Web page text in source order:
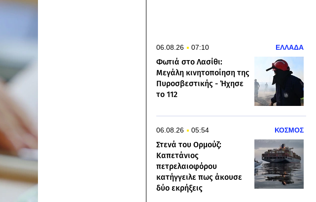
06.08.26 07:10 ΕΛΛΑΔΑ
Φωτιά στo Λασίθι:
Μεγάλη κινητοποίηση της
Πυροσβεστικής - Ήχησε
το 112
06.08.26 05:54 ΚΟΣΜΟΣ
Στενά του Ορμούζ:
Καπετάνιος
πετρελαιοφόρου
κατήγγειλε πως άκουσε
δύο εκρήξεις